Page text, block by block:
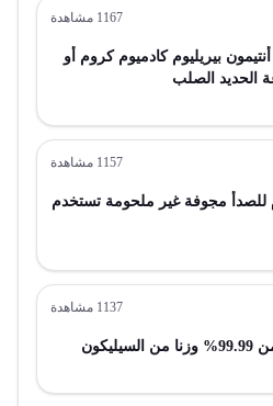
1167 مشاهدة
بيريليوم كادميوم كروم أو
الحديد الصلب
1157 مشاهدة
للصدأ مجوفة غير ملحومة تستخدم
1137 مشاهدة